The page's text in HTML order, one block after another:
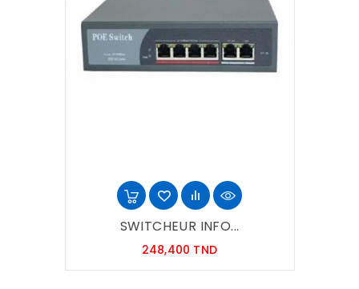
SWITCHEUR INFO...
248,400 TNDPrix